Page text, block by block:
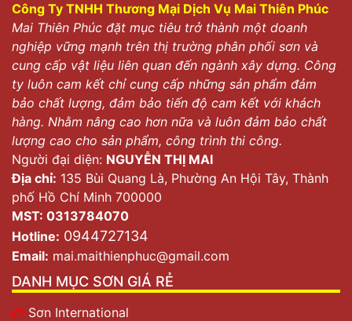
Công Ty TNHH Thương Mại Dịch Vụ Mai Thiên Phúc
Mai Thiên Phúc đặt mục tiêu trở thành một doanh
nghiệp vững mạnh trên thị trường phân phối sơn và
cung cấp vật liệu liên quan đến ngành xây dựng. Công
ty luôn cam kết chỉ cung cấp những sản phẩm đảm
bảo chất lượng, đảm bảo tiến độ cam kết với khách
hàng. Nhằm nâng cao hơn nữa và luôn đảm bảo chất
lượng cao cho sản phẩm, công trình thi công.
Người đại diện: NGUYỄN THỊ MAI
Địa chỉ: 135 Bùi Quang Là, Phường An Hội Tây, Thành
phố Hồ Chí Minh 700000
MST: 0313784070
Hotline: 0944727134
Email: mai.maithienphuc@gmail.com
DANH MỤC SƠN GIÁ RẺ
Sơn International